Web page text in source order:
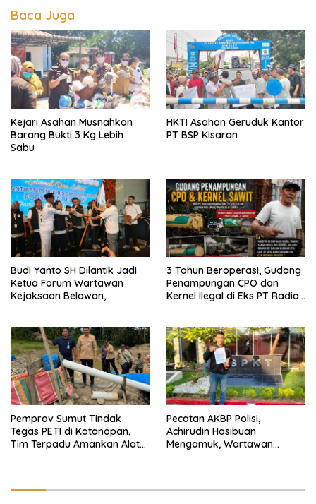
Baca Juga
Kejari Asahan Musnahkan
Barang Bukti 3 Kg Lebih
Sabu
HKTI Asahan Geruduk Kantor
PT BSP Kisaran
Budi Yanto SH Dilantik Jadi
Ketua Forum Wartawan
Kejaksaan Belawan,
Pendampingan Hukum dan
Ekomoni Semua Anggota
3 Tahun Beroperasi, Gudang
Penampungan CPO dan
Kernel Ilegal di Eks PT Radian
Pemprov Sumut Tindak
Tegas PETI di Kotanopan,
Tim Terpadu Amankan Alat
Pecatan AKBP Polisi,
Achirudin Hasibuan
Mengamuk, Wartawan